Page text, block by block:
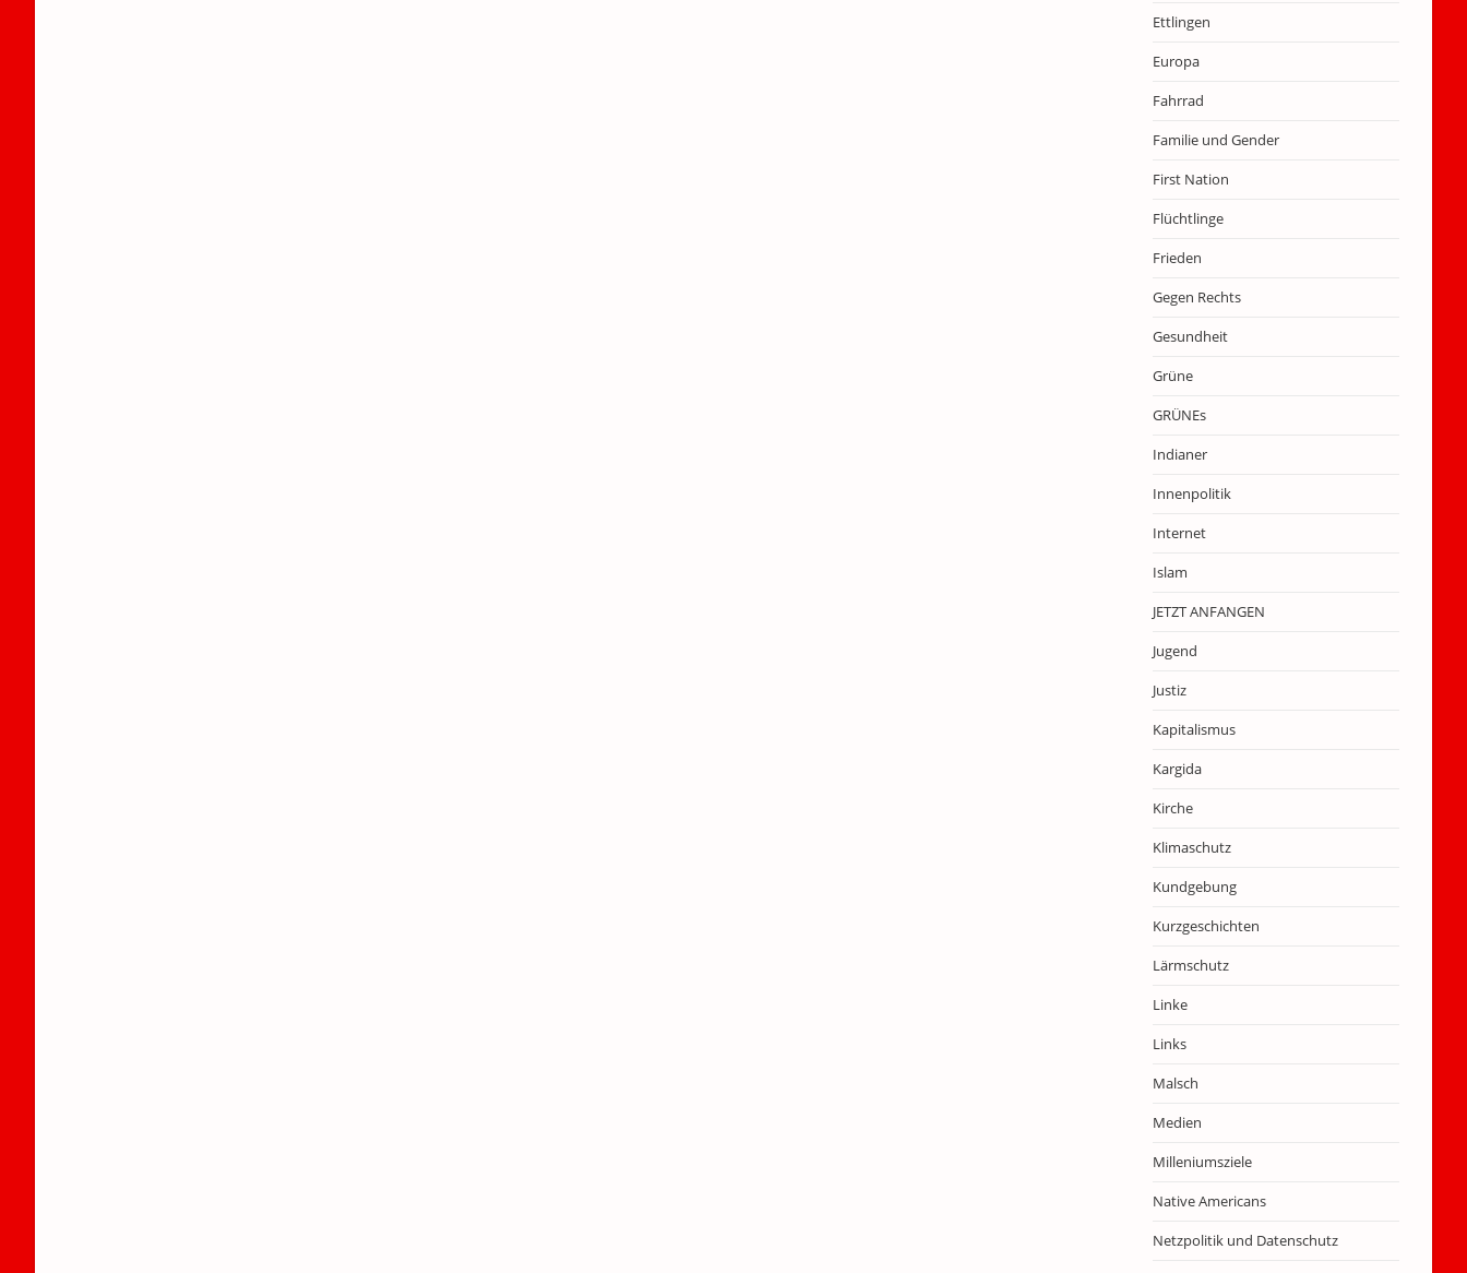
Ettlingen
Europa
Fahrrad
Familie und Gender
First Nation
Flüchtlinge
Frieden
Gegen Rechts
Gesundheit
Grüne
GRÜNEs
Indianer
Innenpolitik
Internet
Islam
JETZT ANFANGEN
Jugend
Justiz
Kapitalismus
Kargida
Kirche
Klimaschutz
Kundgebung
Kurzgeschichten
Lärmschutz
Linke
Links
Malsch
Medien
Milleniumsziele
Native Americans
Netzpolitik und Datenschutz